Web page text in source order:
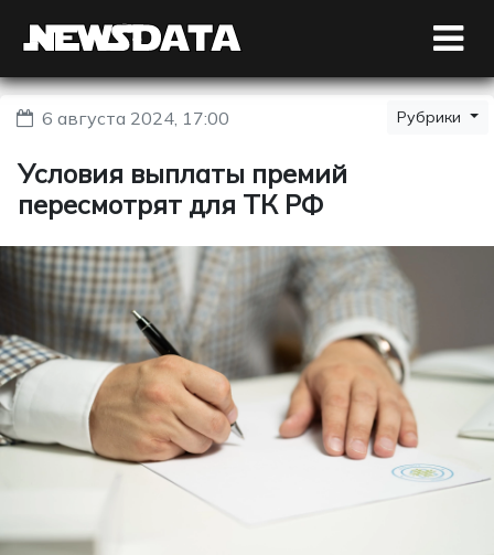
6 августа 2024, 17:00 Рубрики
Условия выплаты премий
пересмотрят для ТК РФ